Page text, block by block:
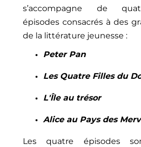
s’accompagne de
épisodes consacrés à des
de la littérature jeunesse :
Peter Pan
Les Quatre Filles du
L'Île au trésor
Alice au Pays des
Les quatre épisodes